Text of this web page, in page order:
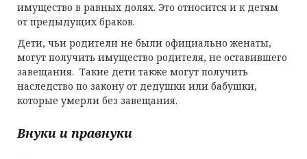
имущество в равных долях. Это относится и к детям
от предыдущих браков.
Дети, чьи родители не были официально женаты,
могут получить имущество родителя, не оставившего
завещания. Такие дети также могут получить
наследство по закону от дедушки или бабушки,
которые умерли без завещания.
Внуки и правнуки